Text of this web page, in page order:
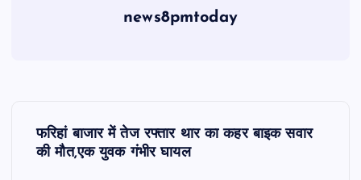
news8pmtoday
फरिहां बाजार में तेज रफ्तार थार का कहर बाइक सवार
की मौत,एक युवक गंभीर घायल